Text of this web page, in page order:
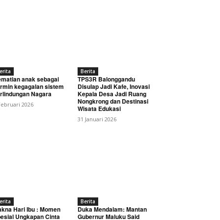
anak sebagai
kegagalan sistem
Nagara
2026
Berita
TPS3R Balonggandu
Disulap Jadi Kafe, Inovasi
Kepala Desa Jadi Ruang
Nongkrong dan Destinasi
Wisata Edukasi
31 Januari 2026
Hari Ibu : Momen
Ungkapan Cinta
Berita
Duka Mendalam: Mantan
Gubernur Maluku Said